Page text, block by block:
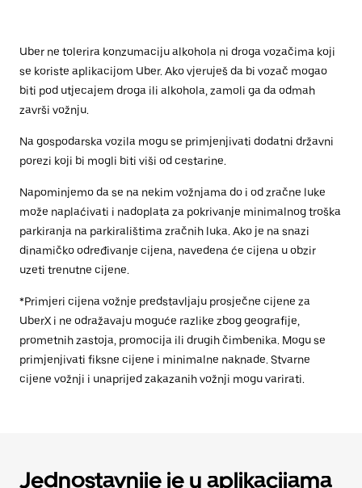
Uber ne tolerira konzumaciju alkohola ni droga vozačima koji
se koriste aplikacijom Uber. Ako vjeruješ da bi vozač mogao
biti pod utjecajem droga ili alkohola, zamoli ga da odmah
završi vožnju.
Na gospodarska vozila mogu se primjenjivati dodatni državni
porezi koji bi mogli biti viši od cestarine.
Napominjemo da se na nekim vožnjama do i od zračne luke
može naplaćivati i nadoplata za pokrivanje minimalnog troška
parkiranja na parkiralištima zračnih luka. Ako je na snazi
dinamičko određivanje cijena, navedena će cijena u obzir
uzeti trenutne cijene.
*Primjeri cijena vožnje predstavljaju prosječne cijene za
UberX i ne odražavaju moguće razlike zbog geografije,
prometnih zastoja, promocija ili drugih čimbenika. Mogu se
primjenjivati fiksne cijene i minimalne naknade. Stvarne
cijene vožnji i unaprijed zakazanih vožnji mogu varirati.
Jednostavnije je u aplikacijama